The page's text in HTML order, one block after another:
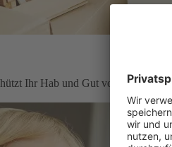
Ihr Hab und Gut vor den